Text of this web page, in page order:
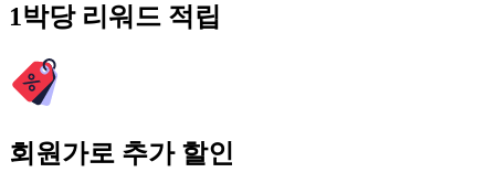
1박당 리워드 적립
회원가로 추가 할인